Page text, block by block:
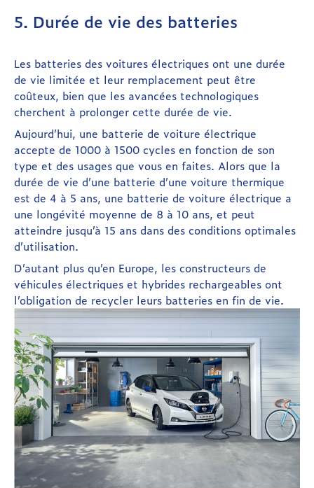
5. Durée de vie des batteries
Les batteries des voitures électriques ont une durée
de vie limitée et leur remplacement peut être
coûteux, bien que les avancées technologiques
cherchent à prolonger cette durée de vie.
Aujourd’hui, une batterie de voiture électrique
accepte de 1000 à 1500 cycles en fonction de son
type et des usages que vous en faites. Alors que la
durée de vie d’une batterie d’une voiture thermique
est de 4 à 5 ans, une batterie de voiture électrique a
une longévité moyenne de 8 à 10 ans, et peut
atteindre jusqu’à 15 ans dans des conditions optimales
d’utilisation.
D’autant plus qu’en Europe, les constructeurs de
véhicules électriques et hybrides rechargeables ont
l’obligation de recycler leurs batteries en fin de vie.